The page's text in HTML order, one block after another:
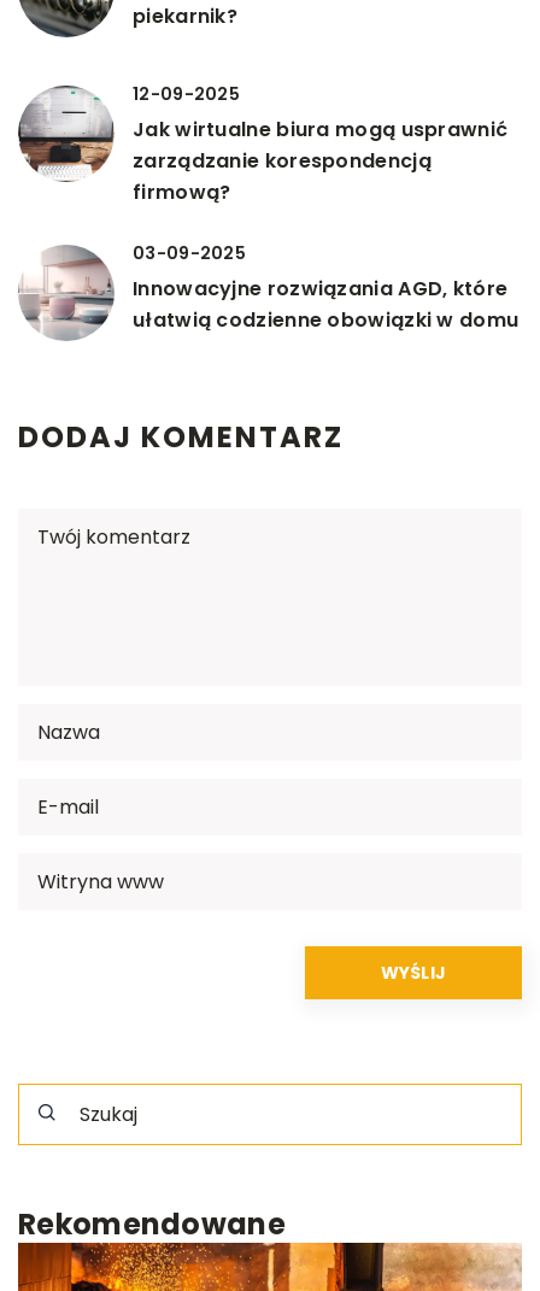
piekarnik?
12-09-2025
Jak wirtualne biura mogą usprawnić
zarządzanie korespondencją
firmową?
03-09-2025
Innowacyjne rozwiązania AGD, które
ułatwią codzienne obowiązki w domu
DODAJ KOMENTARZ
Rekomendowane